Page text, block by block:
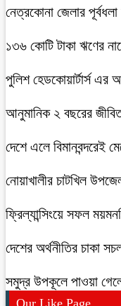
নেত্রকোনা জেলার
১৩৬ কোটি টাকা ঋণের
পুলিশ হেডকোয়ার্টার্স
আনুমানিক ২ বছরের
দেশে এলে বিমানবন্দরেই
নোয়াখালীর চাটখিল
ফ্রিল্যান্সিংয়ে সফল
দেশের অর্থনীতির চাকা
সমুদ্র উপকূলে পাওয়া
Our Like Page